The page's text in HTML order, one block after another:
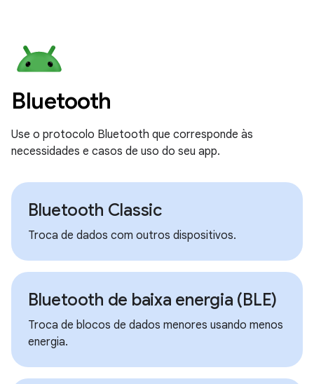
Bluetooth
Use o protocolo Bluetooth que corresponde às
necessidades e casos de uso do seu app.
Bluetooth Classic
Troca de dados com outros dispositivos.
Bluetooth de baixa energia (BLE)
Troca de blocos de dados menores usando menos
energia.